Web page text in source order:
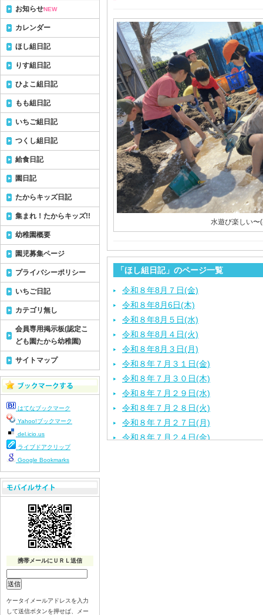
水遊び楽しい〜
「ほし組日記」のページ一覧
令和８年8月７日(金)
令和８年8月6日(木)
令和８年8月５日(水)
令和８年8月４日(火)
令和８年8月３日(月)
令和８年７月３１日(金)
令和８年７月３０日(木)
令和８年７月２９日(水)
令和８年７月２８日(火)
令和８年７月２７日(月)
令和８年７月２４日(金)
お知らせNEW
カレンダー
ほし組日記
りす組日記
ひよこ組日記
もも組日記
いちご組日記
つくし組日記
給食日記
園日記
たからキッズ日記
集まれ！たからキッズ!!
幼稚園概要
園児募集ページ
プライバシーポリシー
いちご日記
カテゴリ無し
会員専用掲示板(認定こ
ども園たから幼稚園)
サイトマップ
はてなブックマーク
Yahoo!ブックマーク
del.icio.us
ライブドアクリップ
Google Bookmarks
携帯メールにＵＲＬ送信
ケータイメールアドレスを入力
して送信ボタンを押せば、メー